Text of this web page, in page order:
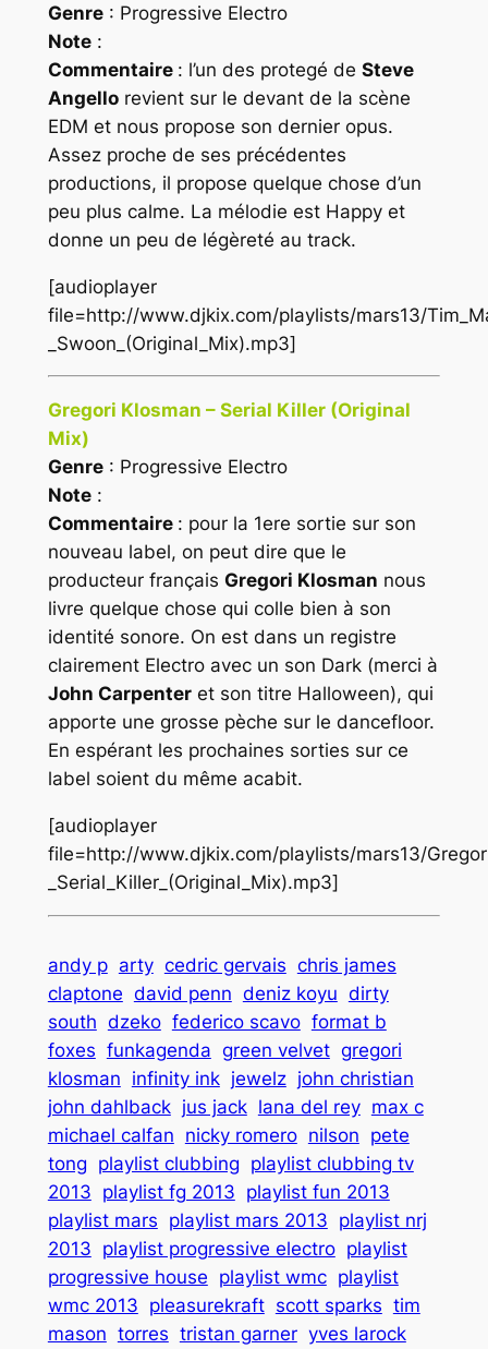
Genre: Progressive Electro
Note:
Commentaire : l’un des protegé de Steve
Angellorevient sur le devant de la scène
EDM et nous propose son dernier opus.
Assez proche de ses précédentes
productions, il propose quelque chose d’un
peu plus calme. La mélodie est Happy et
donne un peu de légèreté au track.
[audioplayer
file=http://www.djkix.com/playlists/mars13/
_Swoon_(Original_Mix).mp3]
Gregori Klosman – Serial Killer (Original
Mix)
Genre: Progressive Electro
Note:
Commentaire : pour la 1ere sortie sur son
nouveau label, on peut dire que le
producteur français Gregori Klosman nous
livre quelque chose qui colle bien à son
identité sonore. On est dans un registre
clairement Electroavec un son Dark(merci à
John Carpenteret son titre Halloween), qui
apporte une grosse pèche sur le dancefloor.
En espérant les prochaines sorties sur ce
label soient du même acabit.
[audioplayer
file=http://www.djkix.com/playlists/mars13/
_Serial_Killer_(Original_Mix).mp3]
andy p arty cedric gervais chris james
claptone david penn deniz koyu dirty
south dzeko federico scavo format b
foxes funkagenda green velvet gregori
klosman infinity ink jewelz john christian
john dahlback jus jack lana del rey max c
michael calfan nicky romero nilson pete
tong playlist clubbing playlist clubbing tv
2013 playlist fg 2013 playlist fun 2013
playlist mars playlist mars 2013 playlist nrj
2013 playlist progressive electro playlist
progressive house playlist wmc playlist
wmc 2013 pleasurekraft scott sparks tim
mason torres tristan garner yves larock